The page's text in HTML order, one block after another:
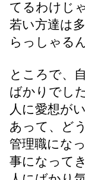
てるわけじ
若い方達は
らっしゃる
ところで、
ばかりでした
人に愛想が
あって、ど
管理職にな
事になって